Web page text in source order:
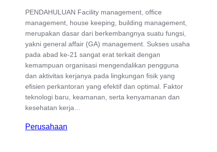
PENDAHULUAN Facility management, office
management, house keeping, building management,
merupakan dasar dari berkembangnya suatu fungsi,
yakni general affair (GA) management. Sukses usaha
pada abad ke-21 sangat erat terkait dengan
kemampuan organisasi mengendalikan pengguna
dan aktivitas kerjanya pada lingkungan fisik yang
efisien perkantoran yang efektif dan optimal. Faktor
teknologi baru, keamanan, serta kenyamanan dan
kesehatan kerja…
Perusahaan